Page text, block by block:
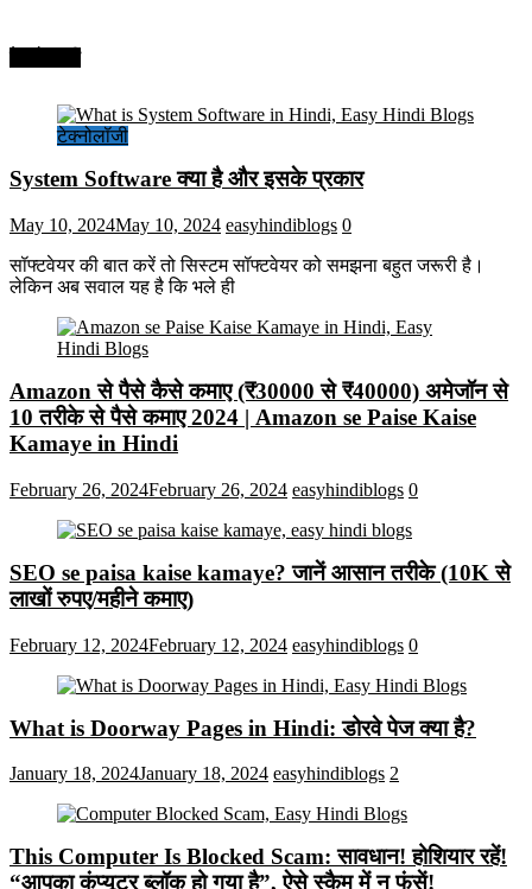
टेक्नोलॉजी
System Software क्या है और इसके प्रकार
May 10, 2024May 10, 2024 easyhindiblogs 0
सॉफ्टवेयर की बात करें तो सिस्टम सॉफ्टवेयर को समझना बहुत जरूरी है।
लेकिन अब सवाल यह है कि भले ही
Amazon से पैसे कैसे कमाए (₹30000 से ₹40000) अमेजॉन से
10 तरीके से पैसे कमाए 2024 | Amazon se Paise Kaise
Kamaye in Hindi
February 26, 2024February 26, 2024 easyhindiblogs 0
SEO se paisa kaise kamaye? जानें आसान तरीके (10K से
लाखों रुपए/महीने कमाए)
February 12, 2024February 12, 2024 easyhindiblogs 0
What is Doorway Pages in Hindi: डोरवे पेज क्या है?
January 18, 2024January 18, 2024 easyhindiblogs 2
This Computer Is Blocked Scam: सावधान! होशियार रहें!
“आपका कंप्यूटर ब्लॉक हो गया है”, ऐसे स्कैम में न फंसें!